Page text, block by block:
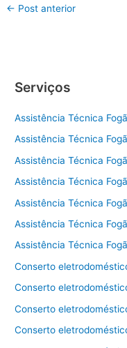
← Post anterior
Serviços
Assistência Técnica
Assistência Técnica
Assistência Técnica
Assistência Técnica
Assistência Técnica
Assistência Técnica
Assistência Técnica
Conserto
Conserto
Conserto
Conserto